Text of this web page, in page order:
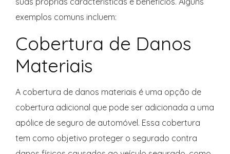
exemplos comuns incluem:
Cobertura de Danos
Materiais
A cobertura de danos materiais é uma opção de
cobertura adicional que pode ser adicionada a uma
apólice de seguro de automóvel. Essa cobertura
tem como objetivo proteger o segurado contra